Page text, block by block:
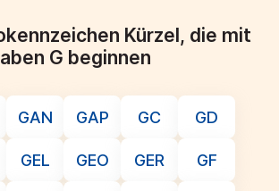
Kürzel, die mit
G beginnen
GAN GAP GC GD
GEL GEO GER GF